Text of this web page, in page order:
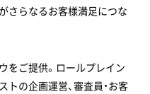
さらなるお客様満足につな
をご提供。ロールプレイン
トの企画運営、審査員・お客